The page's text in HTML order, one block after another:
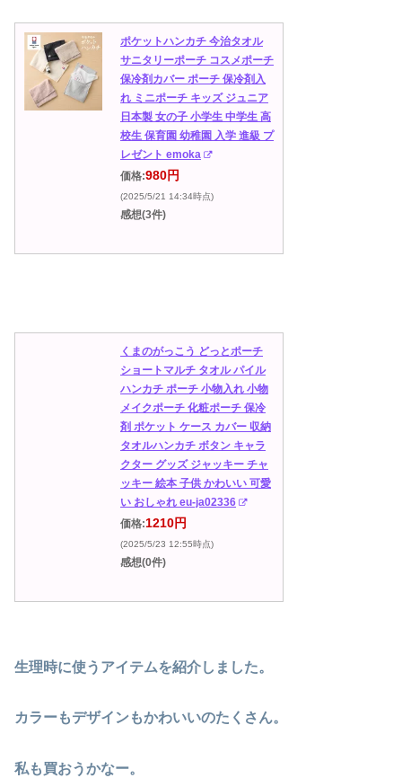
ポケットハンカチ 今治タオル
サニタリーポーチ コスメポーチ
保冷剤カバー ポーチ 保冷剤入
れ ミニポーチ キッズ ジュニア
日本製 女の子 小学生 中学生 高
校生 保育園 幼稚園 入学 進級 プ
レゼント emoka
価格:980円
(2025/5/21 14:34時点)
感想(3件)
くまのがっこう どっとポーチ
ショートマルチ タオル パイル
ハンカチ ポーチ 小物入れ 小物
メイクポーチ 化粧ポーチ 保冷
剤 ポケット ケース カバー 収納
タオルハンカチ ボタン キャラ
クター グッズ ジャッキー チャ
ッキー 絵本 子供 かわいい 可愛
い おしゃれ eu-ja02336
価格:1210円
(2025/5/23 12:55時点)
感想(0件)
生理時に使うアイテムを紹介しました。
カラーもデザインもかわいいのたくさん。
私も買おうかなー。